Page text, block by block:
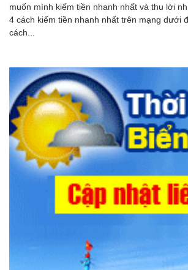
muốn mình kiếm tiền nhanh nhất và thu lời
4 cách kiếm tiền nhanh nhất trên mạng dưới
cách...